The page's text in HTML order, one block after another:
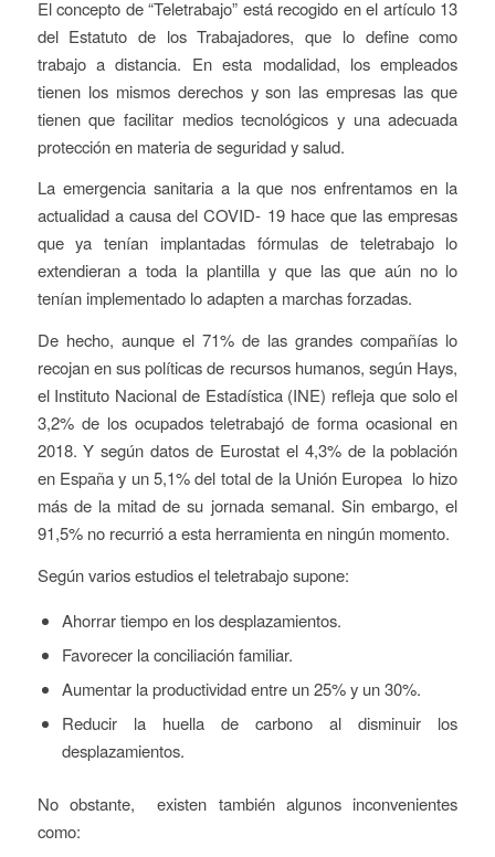
El concepto de “Teletrabajo” está recogido en el artículo 13
del Estatuto de los Trabajadores, que lo define como
trabajo a distancia. En esta modalidad, los empleados
tienen los mismos derechos y son las empresas las que
tienen que facilitar medios tecnológicos y una adecuada
protección en materia de seguridad y salud.
La emergencia sanitaria a la que nos enfrentamos en la
actualidad a causa del COVID- 19 hace que las empresas
que ya tenían implantadas fórmulas de teletrabajo lo
extendieran a toda la plantilla y que las que aún no lo
tenían implementado lo adapten a marchas forzadas.
De hecho, aunque el 71% de las grandes compañías lo
recojan en sus políticas de recursos humanos, según Hays,
el Instituto Nacional de Estadística (INE) refleja que solo el
3,2% de los ocupados teletrabajó de forma ocasional en
2018. Y según datos de Eurostat el 4,3% de la población
en España y un 5,1% del total de la Unión Europea lo hizo
más de la mitad de su jornada semanal. Sin embargo, el
91,5% no recurrió a esta herramienta en ningún momento.
Según varios estudios el teletrabajo supone:
Ahorrar tiempo en los desplazamientos.
Favorecer la conciliación familiar.
Aumentar la productividad entre un 25% y un 30%.
Reducir la huella de carbono al disminuir los
desplazamientos.
No obstante, existen también algunos inconvenientes
como: